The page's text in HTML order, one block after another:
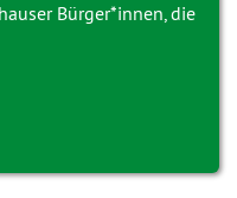
Bürger*innen, die